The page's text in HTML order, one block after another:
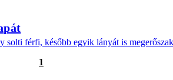
solti férfi, később egyik lányát is
1